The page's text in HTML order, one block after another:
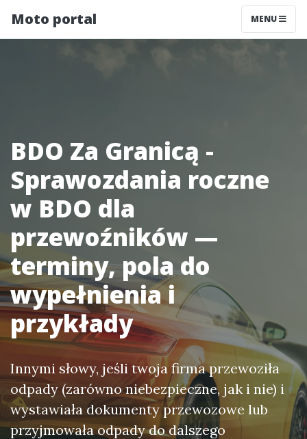
Moto portal MENU
BDO Za Granicą -
Sprawozdania roczne
w BDO dla
przewoźników —
terminy, pola do
wypełnienia i
przykłady
Innymi słowy, jeśli twoja firma przewoziła
odpady (zarówno niebezpieczne, jak i nie) i
wystawiała dokumenty przewozowe lub
przyjmowała odpady do dalszego